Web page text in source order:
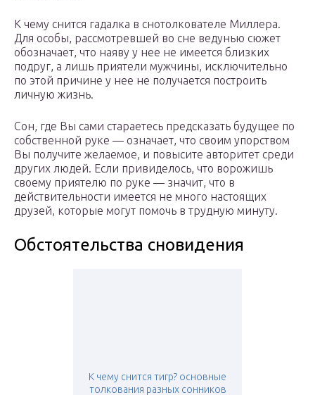
К чему снится гадалка в снотолкователе Миллера.
Для особы, рассмотревшей во сне ведунью сюжет
обозначает, что наяву у нее не имеется близких
подруг, а лишь приятели мужчины, исключительно
по этой причине у нее не получается построить
личную жизнь.
Сон, где Вы сами стараетесь предсказать будущее по
собственной руке — означает, что своим упорством
Вы получите желаемое, и повысите авторитет среди
других людей. Если привиделось, что ворожишь
своему приятелю по руке — значит, что в
действительности имеется не много настоящих
друзей, которые могут помочь в трудную минуту.
Обстоятельства сновидения
К чему снится тигр? основные
толкования разных сонников